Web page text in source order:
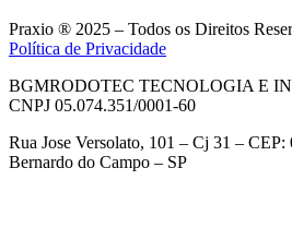
Praxio ® 2025 – Todos os Direitos
Política de Privacidade
BGMRODOTEC TECNOLOGIA E
CNPJ 05.074.351/0001-60
Rua Jose Versolato, 101 – Cj 31 –
Bernardo do Campo – SP